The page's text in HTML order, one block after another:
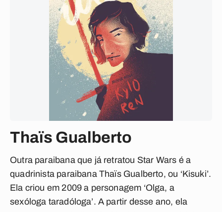
Thaïs Gualberto
Outra paraibana que já retratou Star Wars é a
quadrinista paraibana Thaïs Gualberto, ou ‘Kisuki’.
Ela criou em 2009 a personagem ‘Olga, a
sexóloga taradóloga’. A partir desse ano, ela